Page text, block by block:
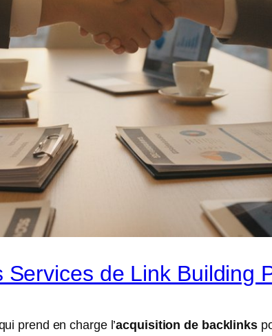
de Link Building
prend en charge l’acquisition de backlinks